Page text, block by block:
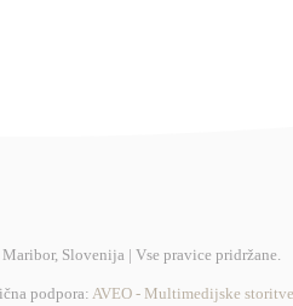
Slovenija | Vse pravice pridržane.
podpora: AVEO - Multimedijske storitve